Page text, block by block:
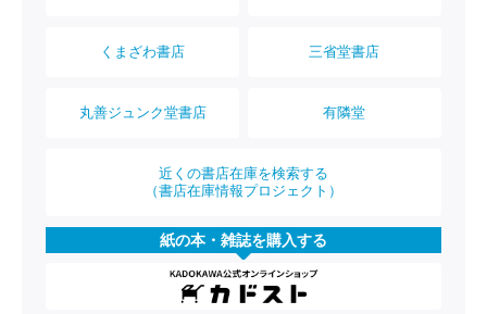
くまざわ書店 三省堂書店
丸善ジュンク堂書店 有隣堂
近くの書店在庫を検索する
（書店在庫情報プロジェクト）
紙の本・雑誌を購入する